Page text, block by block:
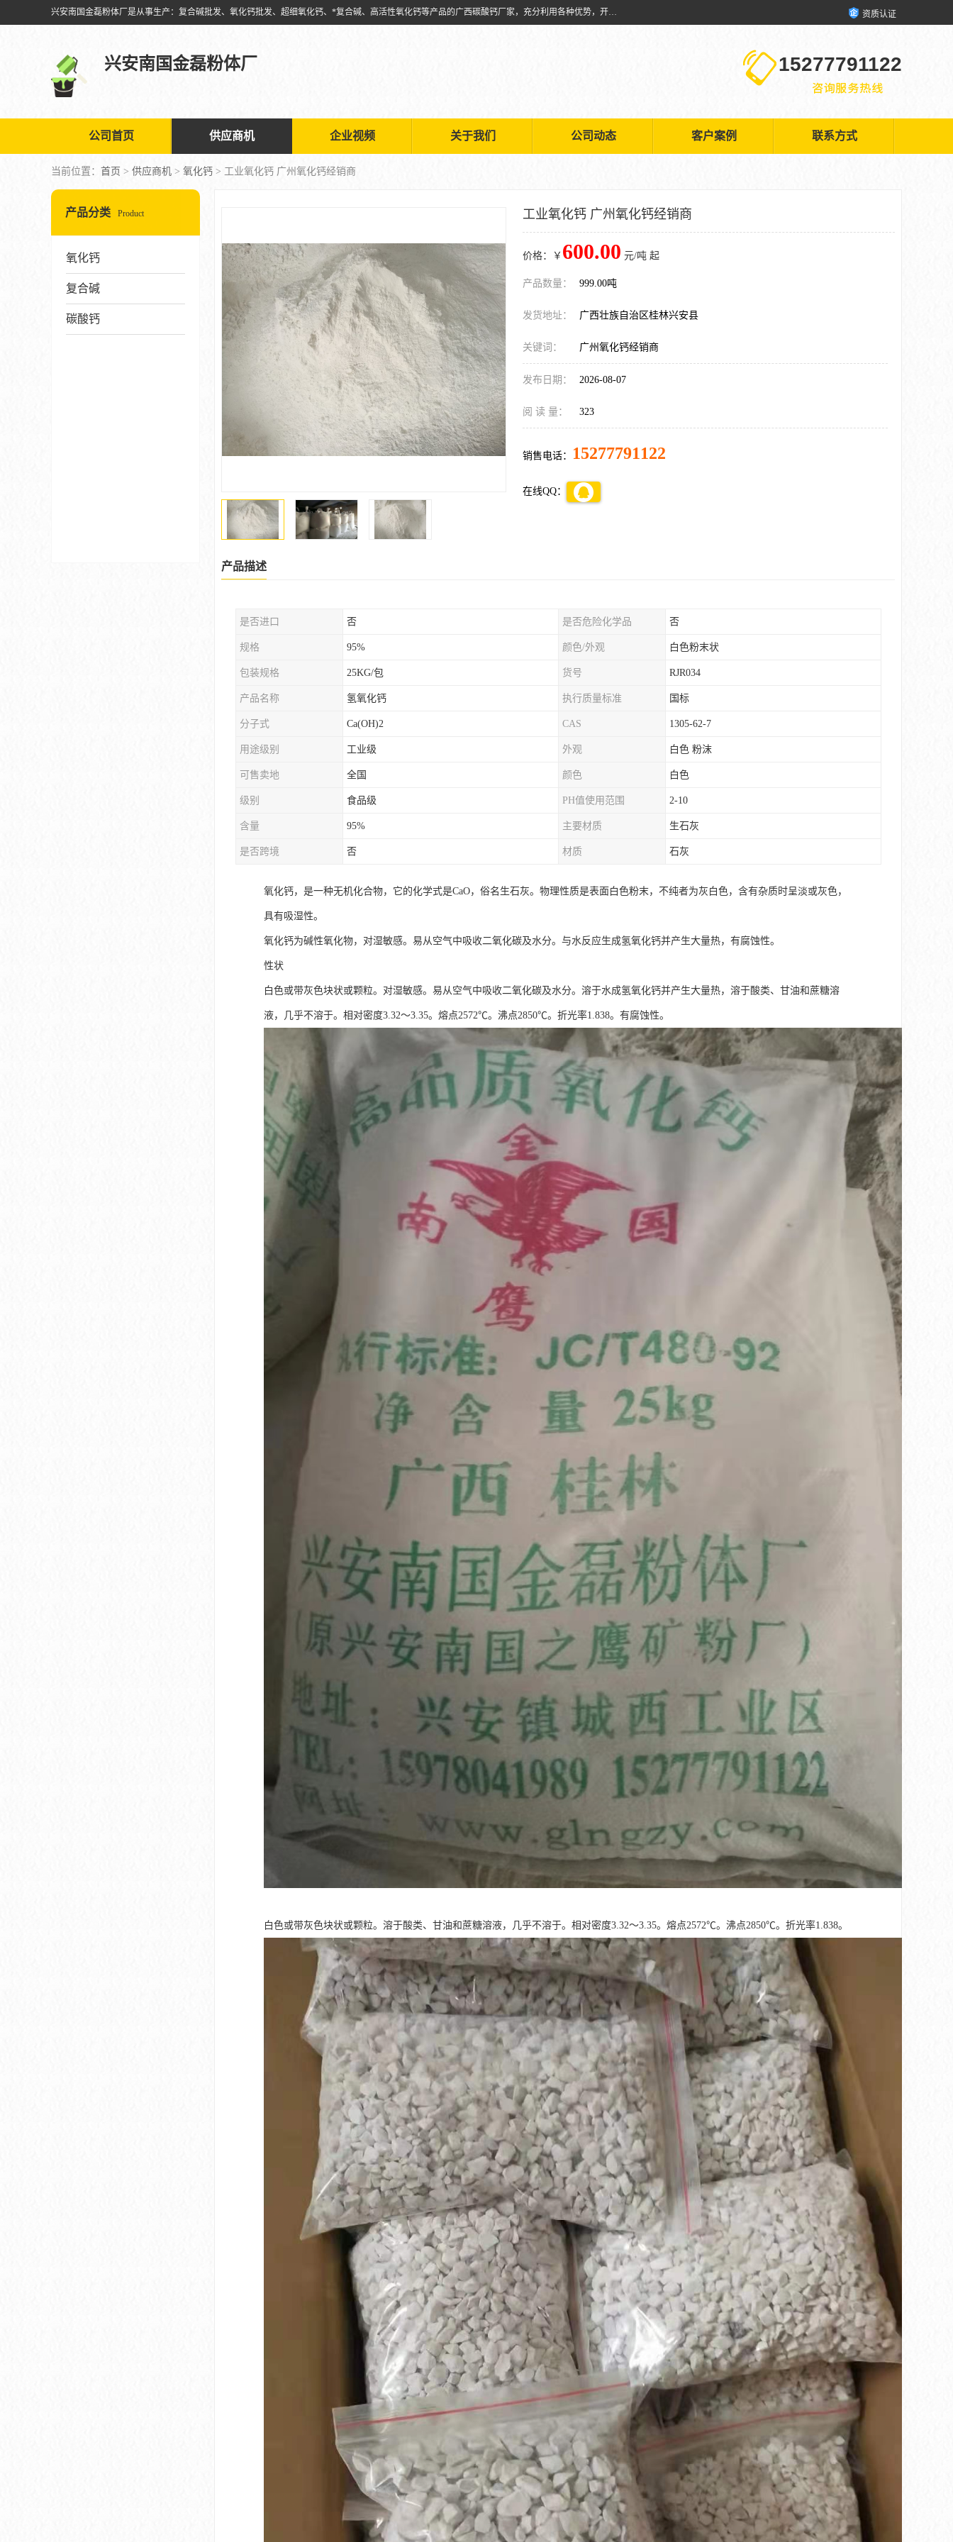
兴安南国金磊粉体厂是从事生产：复合碱批发、氧化钙批发、超细氧化钙、*复合碱、高活性氧化钙等产品的广西碳酸钙厂家，充分利用各种优势，开拓创新，逐步建立了现代企业管理体系，科学.规范的生产体系，严谨的产品质量控制体系，完备的产品质量检验体系。 资质认证
兴安南国金磊粉体厂 15277791122
公司首页 供应商机 企业视频 关于我们 公司动态 客户案例 联系方式
当前位置： 首页 > 供应商机 > 氧化钙 > 工业氧化钙 广州氧化钙经销商
产品分类 Product
氧化钙
复合碱
碳酸钙
工业氧化钙 广州氧化钙经销商
价格：￥ 600.00 元/吨 起
产品数量： 999.00吨
发货地址： 广西壮族自治区桂林兴安县
关键词： 广州氧化钙经销商
发布日期： 2026-08-07
阅 读 量： 323
销售电话： 15277791122
在线QQ：
产品描述
是否进口 否 是否危险化学品 否
规格 95% 颜色/外观 白色粉末状
包装规格 25KG/包 货号 RJR034
产品名称 氢氧化钙 执行质量标准 国标
分子式 Ca(OH)2 CAS 1305-62-7
用途级别 工业级 外观 白色 粉沫
可售卖地 全国 颜色 白色
级别 食品级 PH值使用范围 2-10
含量 95% 主要材质 生石灰
是否跨境 否 材质 石灰
氧化钙，是一种无机化合物，它的化学式是CaO，俗名生石灰。物理性质是表面白色粉末，不纯者为灰白色，含有杂质时呈淡或灰色，
具有吸湿性。
氧化钙为碱性氧化物，对湿敏感。易从空气中吸收二氧化碳及水分。与水反应生成氢氧化钙并产生大量热，有腐蚀性。
性状
白色或带灰色块状或颗粒。对湿敏感。易从空气中吸收二氧化碳及水分。溶于水成氢氧化钙并产生大量热，溶于酸类、甘油和蔗糖溶
液，几乎不溶于。相对密度3.32～3.35。熔点2572℃。沸点2850℃。折光率1.838。有腐蚀性。
白色或带灰色块状或颗粒。溶于酸类、甘油和蔗糖溶液，几乎不溶于。相对密度3.32～3.35。熔点2572℃。沸点2850℃。折光率1.838。